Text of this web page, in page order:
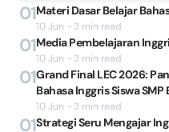
01Materi Dasar Belajar
10 Jun - 3 min read
01Media Pembelajaran
10 Jun - 3 min read
01Grand Final LEC 2026:
Bahasa Inggris Siswa
10 Jun - 3 min read
01Strategi Seru Mengajar